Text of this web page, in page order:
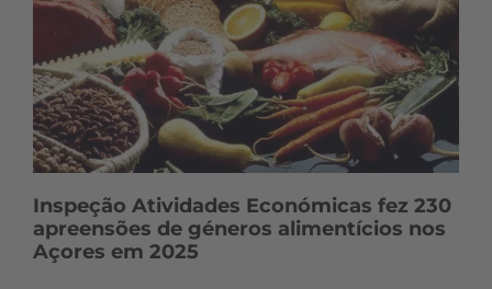
Inspeção Atividades Económicas fez 230
apreensões de géneros alimentícios nos
Açores em 2025